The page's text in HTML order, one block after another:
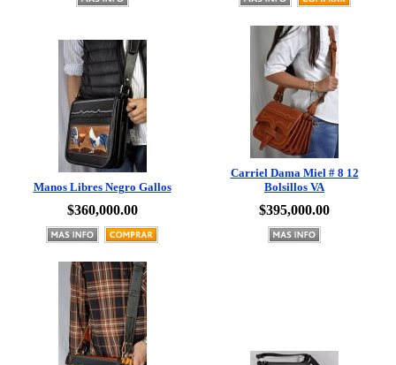
Manos Libres Negro Gallos
$360,000.00
Carriel Dama Miel # 8 12
Bolsillos VA
$395,000.00